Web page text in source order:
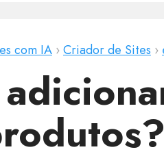
com IA ›Criador de Sites ›